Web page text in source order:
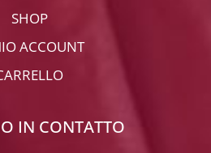
SHOP
ACCOUNT
IN CONTATTO